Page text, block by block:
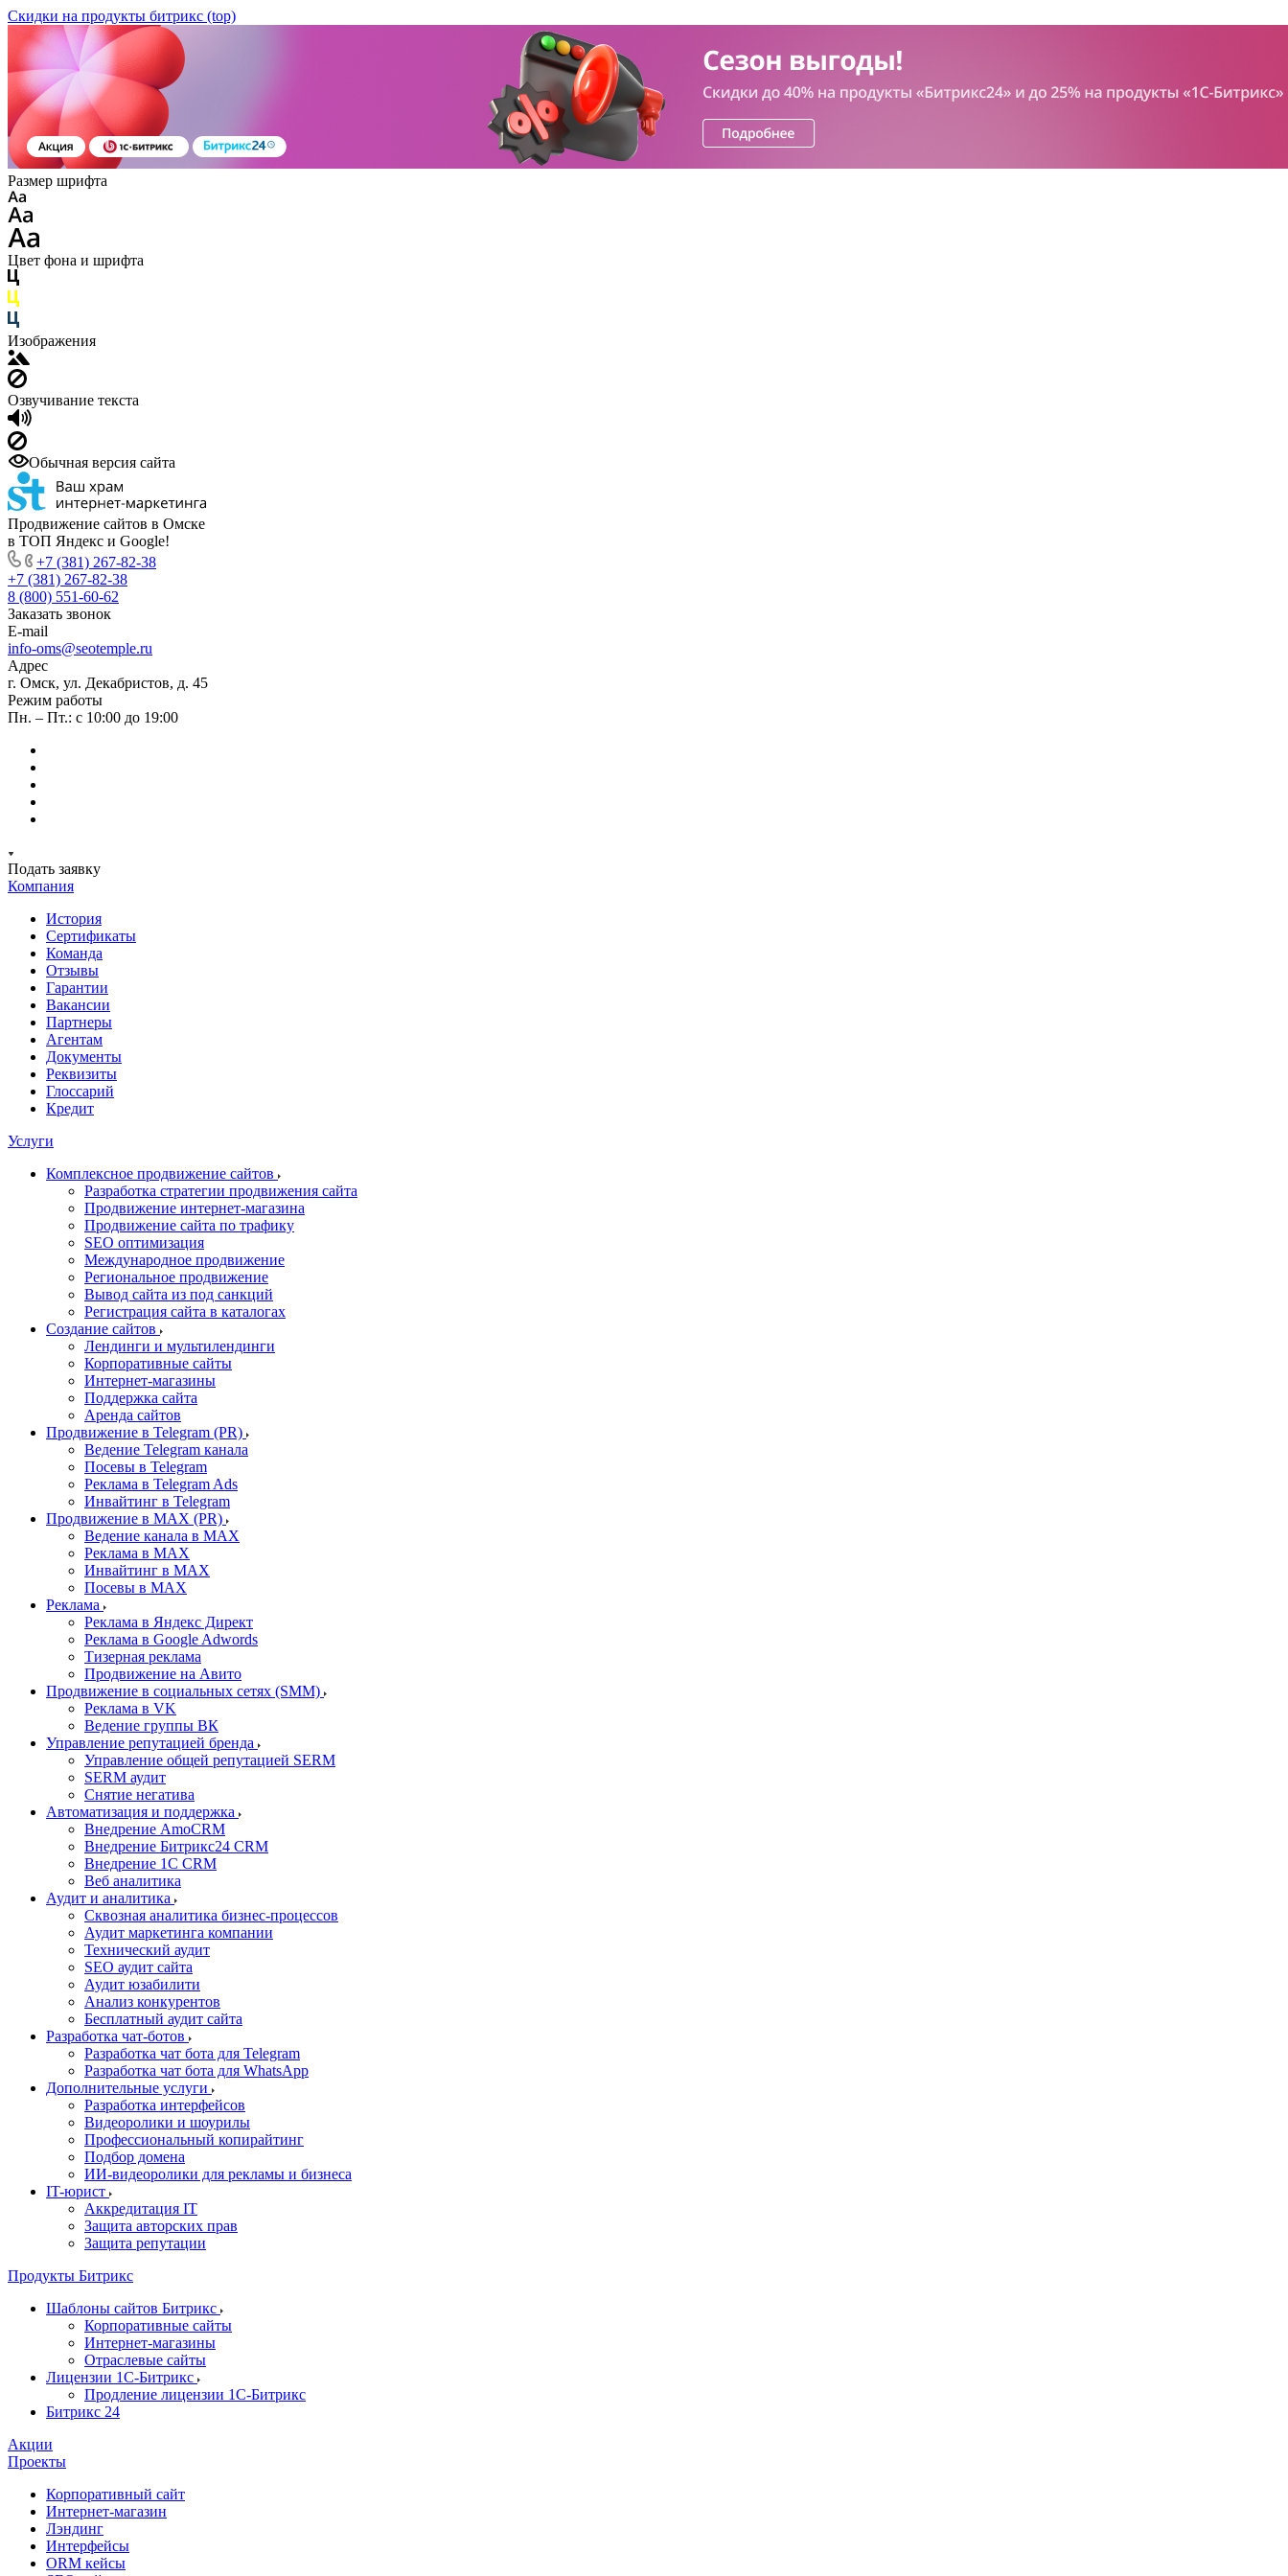
Скидки на продукты битрикс (top)
Размер шрифта
Цвет фона и шрифта
Изображения
Озвучивание текста
Обычная версия сайта
Продвижение сайтов в Омске
в ТОП Яндекс и Google!
+7 (381) 267-82-38
+7 (381) 267-82-38
8 (800) 551-60-62
Заказать звонок
E-mail
info-oms@seotemple.ru
Адрес
г. Омск, ул. Декабристов, д. 45
Режим работы
Пн. – Пт.: с 10:00 до 19:00
Подать заявку
Компания
История
Сертификаты
Команда
Отзывы
Гарантии
Вакансии
Партнеры
Агентам
Документы
Реквизиты
Глоссарий
Кредит
Услуги
Комплексное продвижение сайтов
Разработка стратегии продвижения сайта
Продвижение интернет-магазина
Продвижение сайта по трафику
SEO оптимизация
Международное продвижение
Региональное продвижение
Вывод сайта из под санкций
Регистрация сайта в каталогах
Создание сайтов
Лендинги и мультилендинги
Корпоративные сайты
Интернет-магазины
Поддержка сайта
Аренда сайтов
Продвижение в Telegram (PR)
Ведение Telegram канала
Посевы в Telegram
Реклама в Telegram Ads
Инвайтинг в Telegram
Продвижение в MAX (PR)
Ведение канала в MAX
Реклама в MAX
Инвайтинг в MAX
Посевы в MAX
Реклама
Реклама в Яндекс Директ
Реклама в Google Adwords
Тизерная реклама
Продвижение на Авито
Продвижение в социальных сетях (SMM)
Реклама в VK
Ведение группы ВК
Управление репутацией бренда
Управление общей репутацией SERM
SERM аудит
Снятие негатива
Автоматизация и поддержка
Внедрение AmoCRM
Внедрение Битрикс24 CRM
Внедрение 1C CRM
Веб аналитика
Аудит и аналитика
Сквозная аналитика бизнес-процессов
Аудит маркетинга компании
Технический аудит
SEO аудит сайта
Аудит юзабилити
Анализ конкурентов
Бесплатный аудит сайта
Разработка чат-ботов
Разработка чат бота для Telegram
Разработка чат бота для WhatsApp
Дополнительные услуги
Разработка интерфейсов
Видеоролики и шоурилы
Профессиональный копирайтинг
Подбор домена
ИИ-видеоролики для рекламы и бизнеса
IT-юрист
Аккредитация IT
Защита авторских прав
Защита репутации
Продукты Битрикс
Шаблоны сайтов Битрикс
Корпоративные сайты
Интернет-магазины
Отраслевые сайты
Лицензии 1С-Битрикс
Продление лицензии 1С-Битрикс
Битрикс 24
Акции
Проекты
Корпоративный сайт
Интернет-магазин
Лэндинг
Интерфейсы
ORM кейсы